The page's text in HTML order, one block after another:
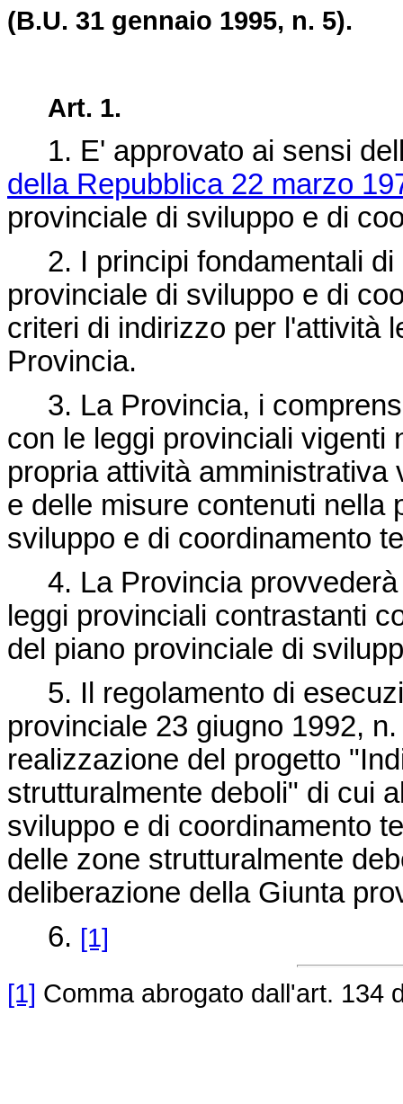
(B.U. 31 gennaio 1995, n. 5).
Art. 1.
1. E' approvato ai sensi
della Repubblica 22 marzo
provinciale di sviluppo e di
2. I principi fondamentali di
provinciale di sviluppo e di
criteri di indirizzo per l'attività
Provincia.
3. La Provincia, i
con le leggi provinciali vigenti
propria attività
e delle misure contenuti nella
sviluppo e di coordinamento
4. La Provincia provvederà
leggi provinciali contrastanti
del piano provinciale di
5. Il regolamento di
provinciale 23 giugno 1992,
realizzazione del progetto
strutturalmente deboli" di cui
sviluppo e di coordinamento
delle zone strutturalmente
deliberazione della Giunta
6. [1]
[1] Comma abrogato dall'art. 134